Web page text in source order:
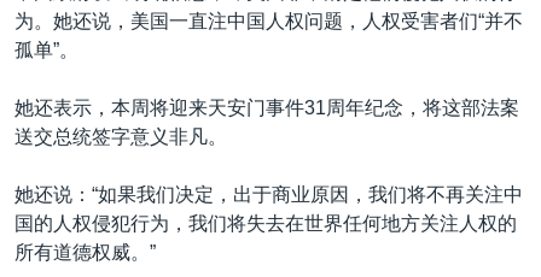
关注西藏
关注新疆
为。她还说，美国一直注中国人权问题，人权受害者们“并不
孤单”。
她还表示，本周将迎来天安门事件31周年纪念，将这部法案
送交总统签字意义非凡。
她还说：“如果我们决定，出于商业原因，我们将不再关注中
国的人权侵犯行为，我们将失去在世界任何地方关注人权的
所有道德权威。”